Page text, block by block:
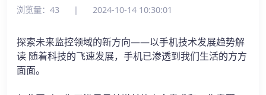
浏览量：43 | 2024-10-14 10:30:01
探索未来监控领域的新方向——以手机技术发展趋势解
读 随着科技的飞速发展，手机已渗透到我们生活的方方
面面。